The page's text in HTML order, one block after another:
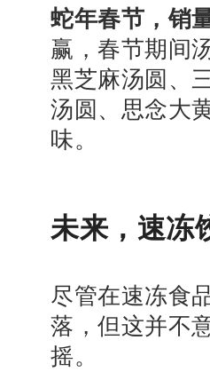
蛇年春节，销
赢，春节期间
黑芝麻汤圆、
汤圆、思念大
味。
未来，速冻
尽管在速冻食
落，但这并不
摇。